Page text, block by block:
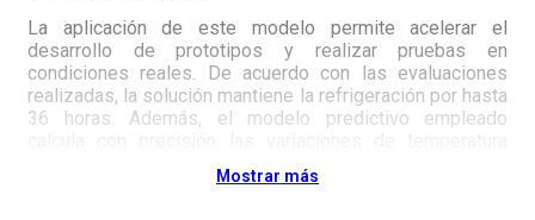
La aplicación de este modelo permite acelerar el
desarrollo de prototipos y realizar pruebas en
condiciones reales. De acuerdo con las evaluaciones
realizadas, la solución mantiene la refrigeración por hasta
36 horas. Además, el modelo predictivo empleado
durante el almacenamiento y transporte, optimizando el
desarrollo de las soluciones antes de su validación final
Mostrar más